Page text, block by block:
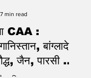
CAA :
बांग्लादेश
जैन, पारसी और
को मिलेगी
7 min read